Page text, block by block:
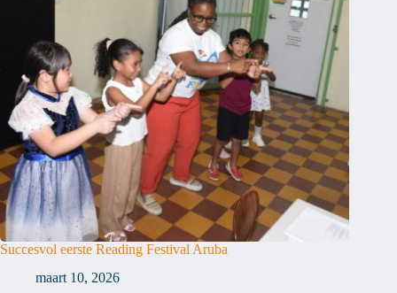
Succesvol eerste Reading Festival Aruba
maart 10, 2026